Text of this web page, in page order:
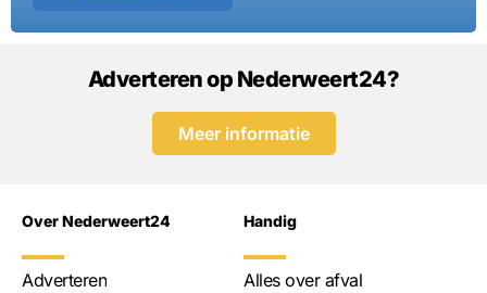
Adverteren op Nederweert24?
Meer informatie
Over Nederweert24
Adverteren
Handig
Alles over afval